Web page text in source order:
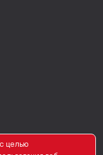
с целью